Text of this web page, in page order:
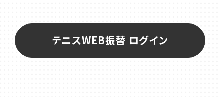
テニスWEB振替 ログイン